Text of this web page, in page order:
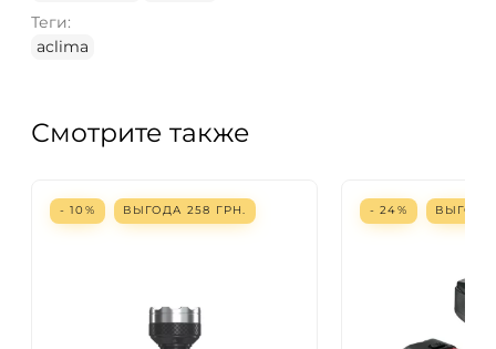
Теги:
aclima
Смотрите также
- 10% ВЫГОДА 258 ГРН. - 24%